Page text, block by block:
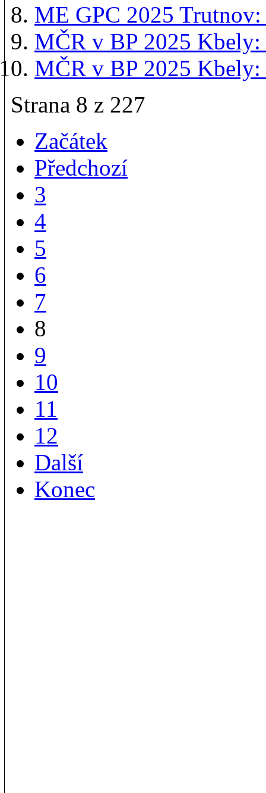
ME GPC 2025
MČR v BP 2025 Kbely:
MČR v BP 2025
Strana 8 z 227
Začátek
Předchozí
3
4
5
6
7
8
9
10
11
12
Další
Konec